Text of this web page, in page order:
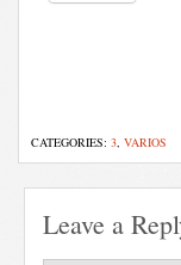
CATEGORIES: 3, VARIOS
Leave a